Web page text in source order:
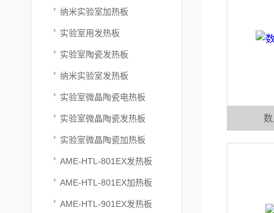
纳米实验室加热板
实验室用发热板
实验室陶瓷发热板
纳米实验室发热板
实验室微晶陶瓷电热板
实验室微晶陶瓷发热板
实验室微晶陶瓷加热板
AME-HTL-801EX发热板
AME-HTL-801EX加热板
AME-HTL-901EX发热板